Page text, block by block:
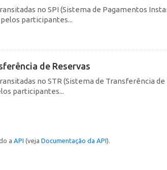
no SPI (Sistema de Pagamentos
participantes...
de Reservas
no STR (Sistema de Transferência
participantes...
a API (veja Documentação da API).